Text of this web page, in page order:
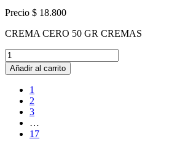
Precio $ 18.800
CREMA CERO 50 GR CREMAS
Añadir al carrito
1
2
3
…
17